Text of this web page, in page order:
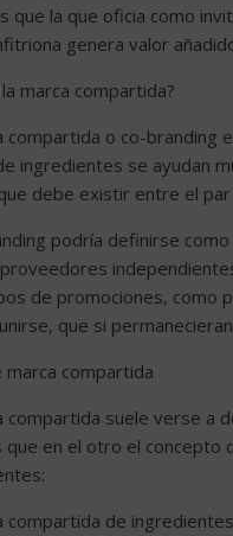
que la que oficia como
genera valor
marca compartida?
compartida o co-branding
ingredientes se ayudan
debe existir entre el
podría definirse
de promociones, como
que si
marca compartida
compartida suele verse a
que en el otro el concepto
compartida de